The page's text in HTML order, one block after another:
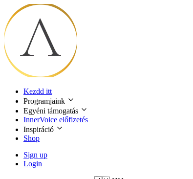
Kezdd itt
Programjaink
Egyéni támogatás
InnerVoice előfizetés
Inspiráció
Shop
Sign up
Login